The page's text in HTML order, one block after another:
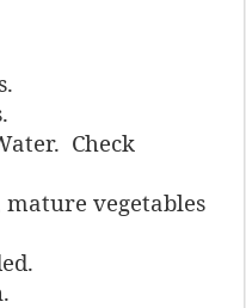
Check
vegetables